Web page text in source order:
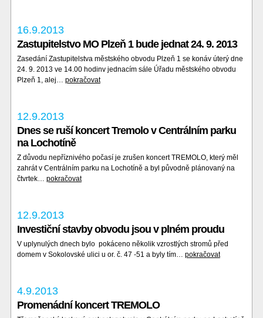
16.9.2013
Zastupitelstvo MO Plzeň 1 bude jednat 24. 9. 2013
Zasedání Zastupitelstva městského obvodu Plzeň 1 se konáv úterý dne
24. 9. 2013 ve 14.00 hodinv jednacím sále Úřadu městského obvodu
Plzeň 1, alej… pokračovat
12.9.2013
Dnes se ruší koncert Tremolo v Centrálním parku
na Lochotíně
Z důvodu nepříznivého počasí je zrušen koncert TREMOLO, který měl
zahrát v Centrálním parku na Lochotíně a byl původně plánovaný na
čtvrtek… pokračovat
12.9.2013
Investiční stavby obvodu jsou v plném proudu
V uplynulých dnech bylo pokáceno několik vzrostlých stromů před
domem v Sokolovské ulici u or. č. 47 -51 a byly tím… pokračovat
4.9.2013
Promenádní koncert TREMOLO